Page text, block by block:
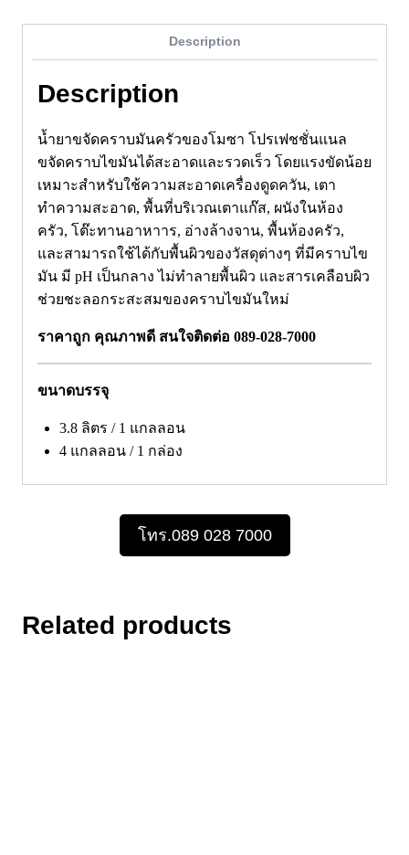
Description
Description
น้ำยาขจัดคราบมันครัวของโมซา โปรเฟชชั่นแนล
ขจัดคราบไขมันได้สะอาดและรวดเร็ว โดยแรงขัดน้อย
เหมาะสำหรับใช้ความสะอาดเครื่องดูดควัน, เตา
ทำความสะอาด, พื้นที่บริเวณเตาแก๊ส, ผนังในห้อง
ครัว, โต๊ะทานอาหาาร, อ่างล้างจาน, พื้นห้องครัว,
และสามารถใช้ได้กับพื้นผิวของวัสดุต่างๆ ที่มีคราบไข
มัน มี pH เป็นกลาง ไม่ทำลายพื้นผิว และสารเคลือบผิว
ช่วยชะลอกระสะสมของคราบไขมันใหม่
ราคาถูก คุณภาพดี สนใจติดต่อ 089-028-7000
ขนาดบรรจุ
3.8 ลิตร / 1 แกลลอน
4 แกลลอน / 1 กล่อง
โทร.089 028 7000
Related products